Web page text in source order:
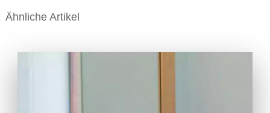
Ähnliche Artikel